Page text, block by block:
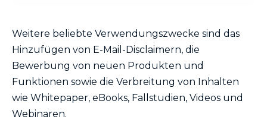
Weitere beliebte Verwendungszwecke sind das
Hinzufügen von E-Mail-Disclaimern, die
Bewerbung von neuen Produkten und
Funktionen sowie die Verbreitung von Inhalten
wie Whitepaper, eBooks, Fallstudien, Videos und
Webinaren.